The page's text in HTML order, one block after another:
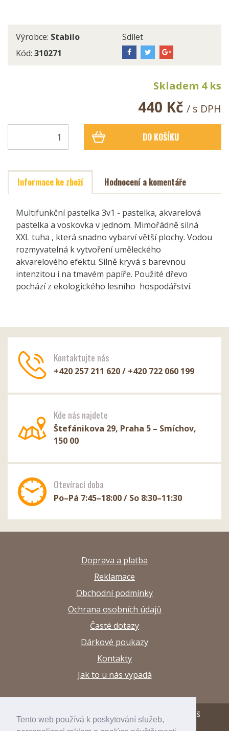
Tento web používá k poskytování služeb,
Výrobce: Stabilo
Kód: 310271
Sdílet
Skladem 4 ks
440 Kč / s DPH
DO KOŠÍKU
Informace ke zboží Hodnocení a komentáře
Multifunkční pastelka 3v1 - pastelka, akvarelová
pastelka a voskovka v jednom. Mimořádně silná
XXL tuha , která snadno vybarví větší plochy. Vodou
rozmyvatelná k vytvoření uměleckého
akvarelového efektu. Silně kryvá s barevnou
intenzitou i na tmavém papíře. Použité dřevo
pochází z ekologického lesního hospodářství.
Kontaktujte nás
+420 257 211 620 / +420 722 060 199
Kde nás najdete
Štefánikova 29, Praha 5 – Smíchov,
150 00
Otevírací doba
Po–Pá 7:45–18:00 / So 8:30–11:30
Doprava a platba
Reklamace
Obchodní podmínky
Ochrana osobních údajů
Časté dotazy
Dárkové poukazy
Kontakty
Jak to u nás vypadá
© 2013–2026 Papírnictví a výtvarné potřeby Arttuš